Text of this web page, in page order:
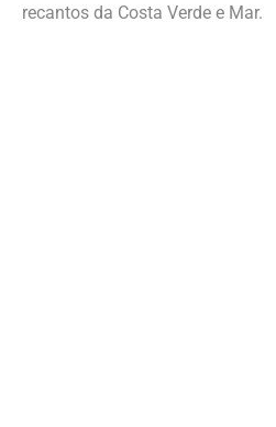
recantos da Costa Verde e Mar.